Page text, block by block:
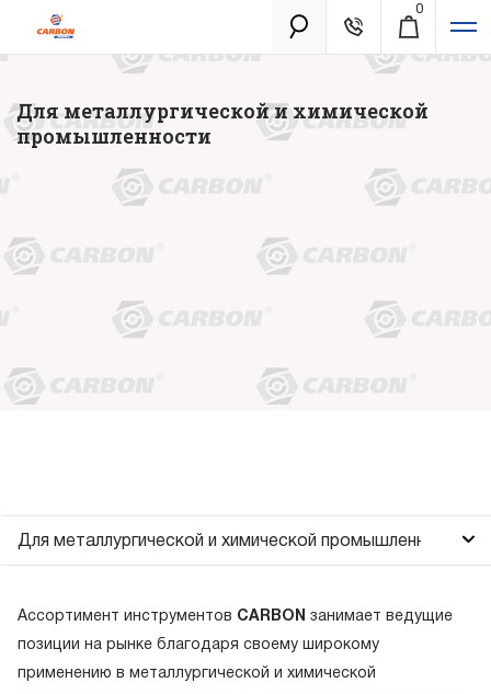
0
Золотая лихорадка
Распродажа
Уцененный товар
О бренде
Доставка и оплата
Забыли пароль?
Для металлургической и химической
промышленности
B2B Система электронного размещения заказов
Для металлургической и химической промышленности
Ассортимент инструментов CARBON занимает ведущие
позиции на рынке благодаря своему широкому
применению в металлургической и химической